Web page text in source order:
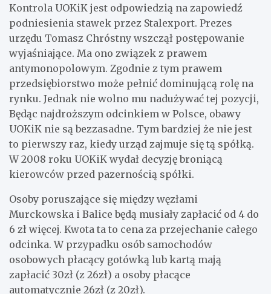
Kontrola UOKiK jest odpowiedzią na zapowiedź
podniesienia stawek przez Stalexport. Prezes
urzędu Tomasz Chróstny wszczął postępowanie
wyjaśniające. Ma ono związek z prawem
antymonopolowym. Zgodnie z tym prawem
przedsiębiorstwo może pełnić dominującą rolę na
rynku. Jednak nie wolno mu nadużywać tej pozycji,
Będąc najdroższym odcinkiem w Polsce, obawy
UOKiK nie są bezzasadne. Tym bardziej że nie jest
to pierwszy raz, kiedy urząd zajmuje się tą spółką.
W 2008 roku UOKiK wydał decyzję broniącą
kierowców przed pazernością spółki.
Osoby poruszające się między węzłami
Murckowska i Balice będą musiały zapłacić od 4 do
6 zł więcej. Kwota ta to cena za przejechanie całego
odcinka. W przypadku osób samochodów
osobowych płacący gotówką lub kartą mają
zapłacić 30zł (z 26zł) a osoby płacące
automatycznie 26zł (z 20zł).